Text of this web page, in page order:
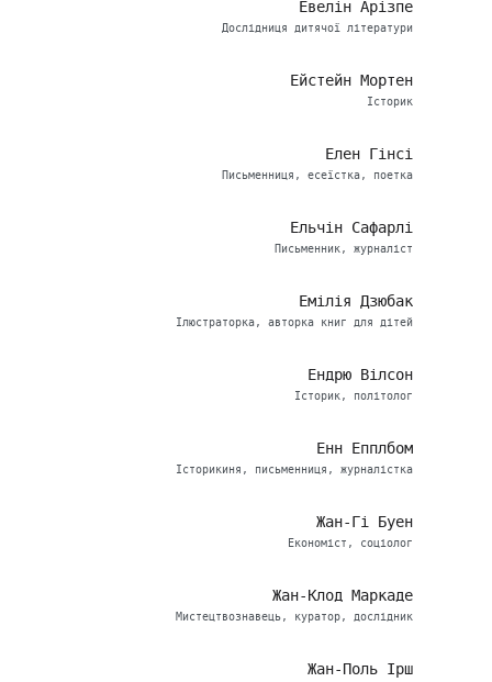
Евелін Арізпе
Дослідниця дитячої літератури
Ейстейн Мортен
Історик
Елен Гінсі
Письменниця, есеїстка, поетка
Ельчін Сафарлі
Письменник, журналіст
Емілія Дзюбак
Ілюстраторка, авторка книг для дітей
Ендрю Вілсон
Історик, політолог
Енн Епплбом
Історикиня, письменниця, журналістка
Жан-Гі Буен
Економіст, соціолог
Жан-Клод Маркаде
Мистецтвознавець, куратор, дослідник
Жан-Поль Ірш